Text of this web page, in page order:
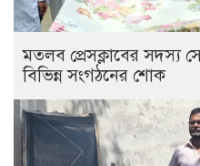
মতলব প্রেসক্লাবের সদস্য
বিভিন্ন সংগঠনের শোক